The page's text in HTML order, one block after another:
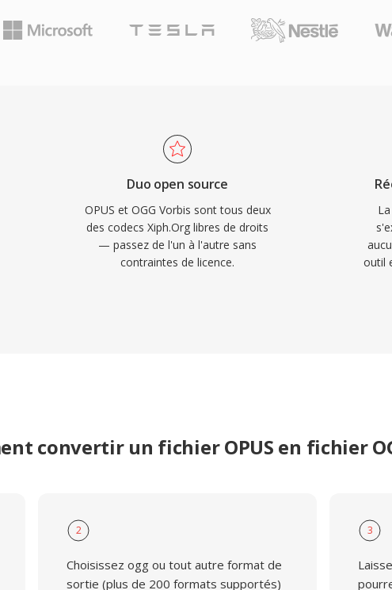
et de 1 à 255 canaux,
surround. Un
Vorbis pendant dès
pour exactement
de qualité
nombreux
dans les jeux
d&#039;effets
Chrome et
Duo open source
OPUS et OGG Vorbis sont tous deux
des codecs Xiph.Org libres de droits
— passez de l'un à l'autre sans
contraintes de licence.
outil
convertir un fichier OPUS en fichier
2
Choisissez ogg ou tout autre format de
sortie (plus de 200 formats supportés)
3